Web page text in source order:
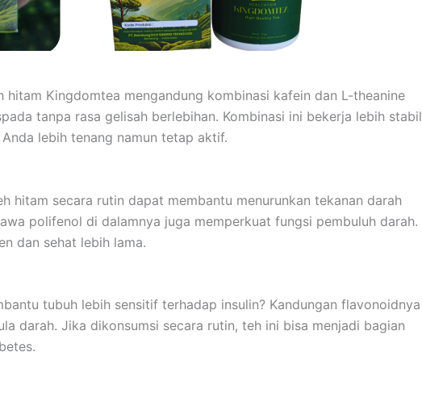
hitam Kingdomtea mengandung kombinasi kafein dan L-theanine
tanpa rasa gelisah berlebihan. Kombinasi ini bekerja lebih stabil
lebih tenang namun tetap aktif.
hitam secara rutin dapat membantu menurunkan tekanan darah
polifenol di dalamnya juga memperkuat fungsi pembuluh darah.
dan sehat lebih lama.
tubuh lebih sensitif terhadap insulin? Kandungan flavonoidnya
darah. Jika dikonsumsi secara rutin, teh ini bisa menjadi bagian